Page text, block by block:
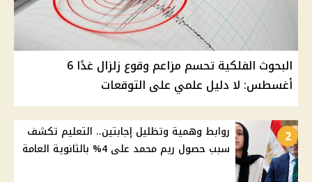
البحوث الفلكية تحسم مزاعم وقوع زلزال غدًا 6
أغسطس: لا دليل علمي على التوقعات
2
روابط وهمية وتظليل إجابتين.. التعليم تكشف
سبب حصول ريم محمد على 4% بالثانوية العامة